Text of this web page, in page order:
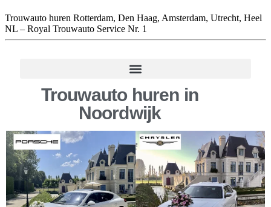
Trouwauto huren Rotterdam, Den Haag, Amsterdam, Utrecht, Heel
NL – Royal Trouwauto Service Nr. 1
Trouwauto huren in
Noordwijk